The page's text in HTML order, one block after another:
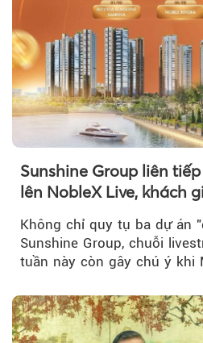
Sunshine Group liên
lên NobleX Live, khách
Không chỉ quy tụ ba dự án
Sunshine Group, chuỗi
tuần này còn gây chú ý khi